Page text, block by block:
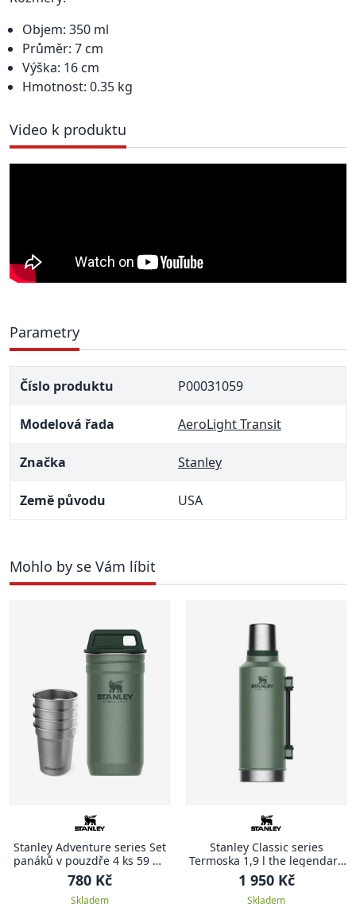
Objem: 350 ml
Průměr: 7 cm
Výška: 16 cm
Hmotnost: 0.35 kg
Video k produktu
Parametry
Číslo produktu P00031059
Modelová řada AeroLight Transit
Značka Stanley
Země původu USA
Mohlo by se Vám líbit
Stanley Adventure series Set
panáků v pouzdře 4 ks 59 ml
zelená ADVENTURE
780 Kč
Skladem
Stanley Classic series
Termoska 1,9 l the legendary
zelená CLASSIC
1 950 Kč
Skladem